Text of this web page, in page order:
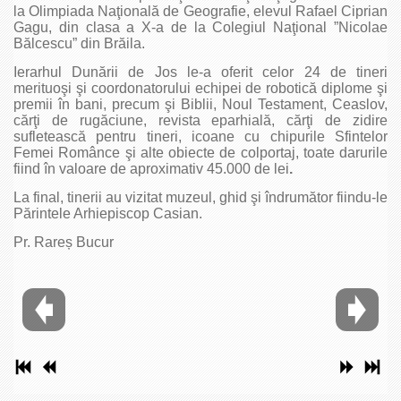
la Olimpiada Naţională de Geografie, elevul Rafael Ciprian
Gagu, din clasa a X-a de la Colegiul Naţional ”Nicolae
Bălcescu” din Brăila.
Ierarhul Dunării de Jos le-a oferit celor 24 de tineri
merituoşi şi coordonatorului echipei de robotică diplome şi
premii în bani, precum şi Biblii, Noul Testament, Ceaslov,
cărţi de rugăciune, revista eparhială, cărţi de zidire
sufletească pentru tineri, icoane cu chipurile Sfintelor
Femei Românce şi alte obiecte de colportaj, toate darurile
fiind în valoare de aproximativ 45.000 de lei.
La final, tinerii au vizitat muzeul, ghid şi îndrumător fiindu-le
Părintele Arhiepiscop Casian.
Pr. Rareș Bucur